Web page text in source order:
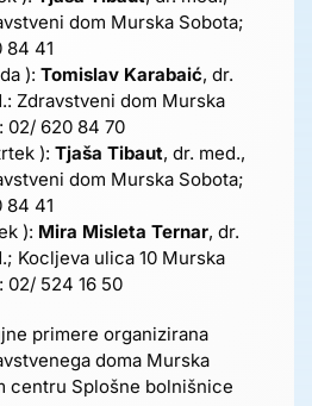
dom Murska Sobota;
84 41
): Tomislav Karabaić, dr.
Zdravstveni dom Murska
02/ 620 84 70
): Tjaša Tibaut, dr. med.,
dom Murska Sobota;
84 41
): Mira Misleta Ternar, dr.
Kocljeva ulica 10 Murska
02/ 524 16 50
primere organizirana
doma Murska
centru Splošne bolnišnice